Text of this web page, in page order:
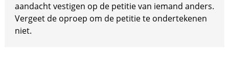
aandacht vestigen op de petitie van iemand anders.
Vergeet de oproep om de petitie te ondertekenen
niet.